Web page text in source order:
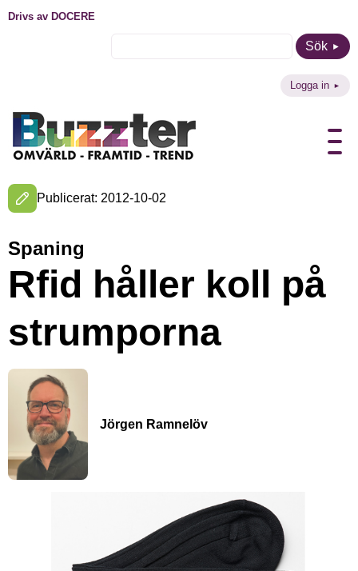
Drivs av DOCERE
Sök
Logga in
Publicerat: 2012-10-02
Spaning
Rfid håller koll på
strumporna
Jörgen Ramnelöv